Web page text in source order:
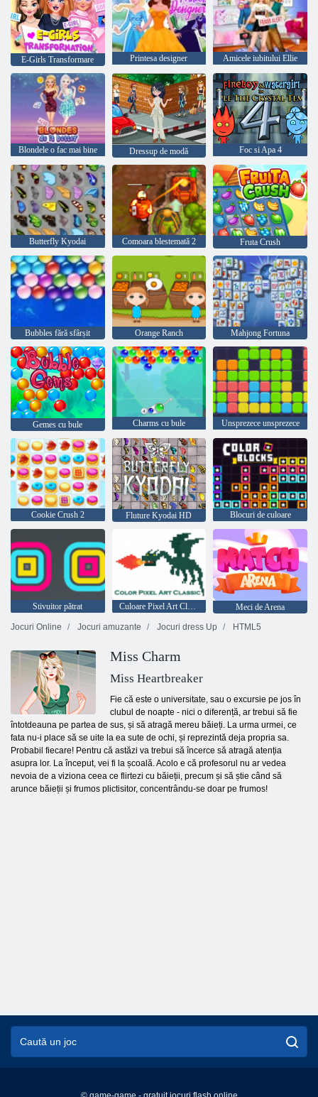
E-Girls Transformare Printesa designer Amicele iubitului Ellie
Blondele o fac mai bine Dressup de modă Foc si Apa 4
Butterfly Kyodai Comoara blestemată 2 Fruta Crush
Bubbles fără sfârșit Orange Ranch Mahjong Fortuna
Gemes cu bule Charms cu bule Unsprezece unsprezece
Cookie Crush 2 Fluture Kyodai HD Blocuri de culoare
Stivuitor pătrat Culoare Pixel Art Classic
Meci de Arena
Jocuri Online
Jocuri amuzante Jocuri dress Up HTML5
Miss Charm
Miss Heartbreaker
Fie că este o universitate, sau o excursie pe jos în
clubul de noapte - nici o diferență, ar trebui să fie
întotdeauna pe partea de sus, și să atragă mereu băieți. La urma urmei, ce
fata nu-i place să se uite la ea sute de ochi, și reprezintă deja propria sa.
Probabil fiecare! Pentru că astăzi va trebui să încerce să atragă atenția
asupra lor. La început, vei fi la școală. Acolo e că profesorul nu ar vedea
nevoia de a viziona ceea ce flirtezi cu băieții, precum și să știe când să
arunce băieții și frumos plictisitor, concentrându-se doar pe frumos!